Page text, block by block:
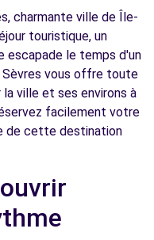
L EGLISE -
5.7
km
charmante ville de Île-
touristique, un
escapade le temps d'un
Sèvres vous offre toute
ville et ses environs à
facilement votre
de cette destination